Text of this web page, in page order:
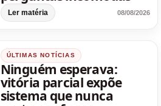
Ler matéria 08/08/2026
ÚLTIMAS NOTÍCIAS
Ninguém esperava:
vitória parcial expõe
sistema que nunca